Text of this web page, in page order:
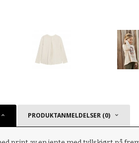
PRODUKTANMELDELSER (0)